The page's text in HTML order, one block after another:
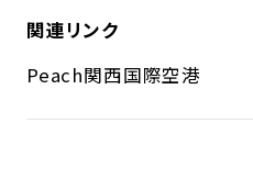
関連リンク
Peach関西国際空港